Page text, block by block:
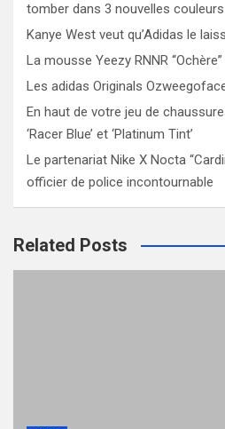
tomber dans 3 nouvelles couleurs
Kanye West veut qu’Adidas le
La mousse Yeezy RNNR
Les adidas Originals
En haut de votre jeu de
‘Racer Blue’ et ‘Platinum Tint’
Le partenariat Nike X Nocta
officier de police incontournable
Related Posts